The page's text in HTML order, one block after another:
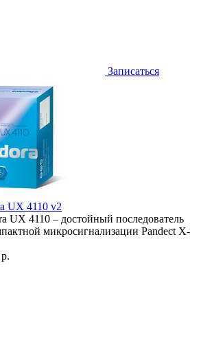
Записаться
UX 4110 v2
UX 4110 – достойный последователь
микросигнализации Pandect X-